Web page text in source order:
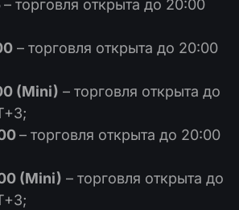
CFD?
брокер?
– торговля открыта до 20:00
– торговля открыта до 20:00
(Mini) – торговля открыта до
– торговля открыта до 20:00
(Mini) – торговля открыта до